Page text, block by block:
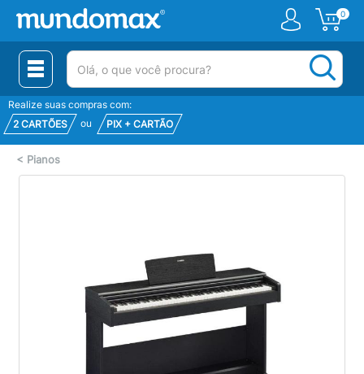
0
(pesquisar)
Realize suas compras com:
2 CARTÕES
ou PIX + CARTÃO
< Pianos